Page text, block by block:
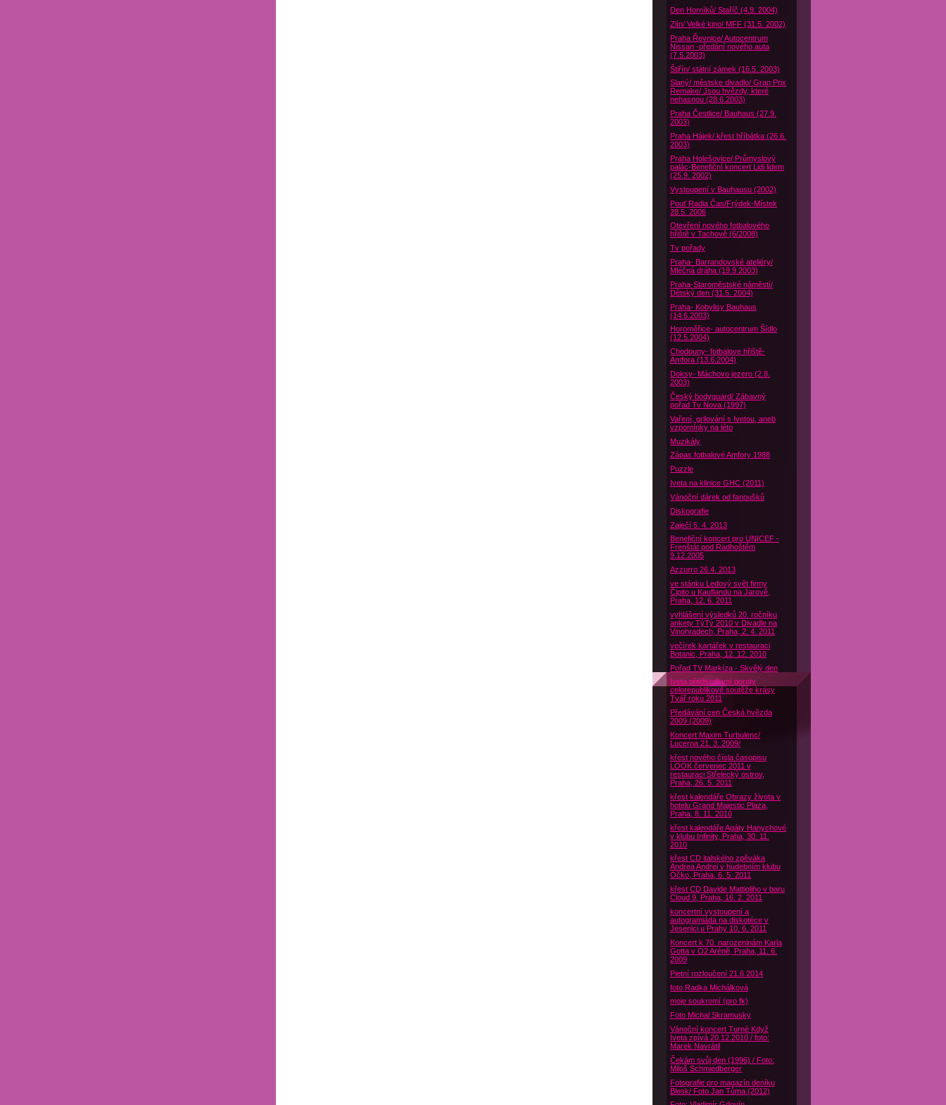
Den Horníků/ Staříč (4.9. 2004)
Zlín/ Velké kino/ MFF (31.5. 2002)
Praha Řevnice/ Autocentrum
Nissan -předání nového auta
(7.5.2003)
Štiřín/ státní zámek (16.5. 2003)
Slaný/ městske divadlo/ Gran Prix
Remake/ Jsou hvězdy, které
nehasnou (28.6.2003)
Praha Čestlice/ Bauhaus (27.9.
2003)
Praha Hájek/ křest hříbátka (26.6.
2003)
Praha Holešovice/ Průmyslový
palác-Benefiční koncert Lidi lidem
(25.9. 2002)
Vystoupení v Bauhausu (2002)
Pouť Radia Čas/Frýdek-Místek
28.5. 2006
Otevření nového fotbalového
hřiště v Tachově (6/2008)
Tv pořady
Praha- Barrandovské ateliéry/
Mléčná dráha (19.9 2003)
Praha-Staroměstské náměstí/
Dětský den (31.5. 2004)
Praha- Kobylisy Bauhaus
(14.6.2003)
Horoměřice- autocentrum Šídlo
(12.5.2004)
Chodouny- fotbalove hřiště-
Amfora (13.6.2004)
Doksy- Máchovo jezero (2.8.
2003)
Český bodyguard/ Zábavný
pořad Tv Nova (1997)
Vaření, grilování s Ivetou, aneb
vzpomínky na léto
Muzikály
Zápas fotbalové Amfory 1988
Puzzle
Iveta na klinice GHC (2011)
Vánoční dárek od fanoušků
Diskografie
Zaječí 5. 4. 2013
Benefiční koncert pro UNICEF -
Frenštát pod Radhoštěm
9.12.2005
Azzurro 26.4. 2013
ve stánku Ledový svět firmy
Čipito u Kauflandu na Jarově,
Praha, 12. 6. 2011
vyhlášení výsledků 20. ročníku
ankety TýTý 2010 v Divadle na
Vinohradech, Praha, 2. 4. 2011
večírek kartářek v restauraci
Botanic, Praha, 12. 12. 2010
Pořad TV Markíza - Skvělý den
Iveta předsedkyní poroty
celorepublikové soutěže krásy
Tvář roku 2011
Předávání cen Česká hvězda
2009 (2009)
Koncert Maxim Turbulenc/
Lucerna 21. 3. 2009/
křest nového čísla časopisu
LOOK červenec 2011 v
restauraci Střelecký ostrov,
Praha, 26. 5. 2011
křest kalendáře Obrazy života v
hotelu Grand Majestic Plaza,
Praha, 8. 11. 2010
křest kalendáře Agáty Hanychové
v klubu Infinity, Praha, 30. 11.
2010
křest CD italského zpěváka
Andrea Andrei v hudebním klubu
Óčko, Praha, 6. 5. 2011
křest CD Davide Mattioliho v baru
Cloud 9, Praha, 16. 2. 2011
koncertní vystoupení a
autogramiáda na diskotéce v
Jesenici u Prahy 10. 6. 2011
Koncert k 70. narozeninám Karla
Gotta v O2 Aréně, Praha, 11. 6.
2009
Pietní rozloučení 21.6 2014
foto Radka Michálková
moje soukromí (pro fk)
Foto Michal Skramusky
Vánoční koncert Turné Když
Iveta zpívá 20.12.2010 / foto:
Marek Navrátil
Čekám svůj den (1996) / Foto:
Miloš Schmiedberger
Fotografie pro magazín deníku
Blesk/ Foto Jan Tůma (2012)